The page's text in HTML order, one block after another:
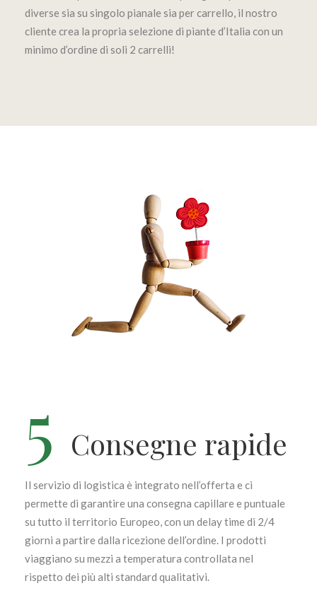
diverse sia su singolo pianale sia per carrello, il nostro
cliente crea la propria selezione di piante d’Italia con un
minimo d’ordine di soli 2 carrelli!
5 Consegne rapide
Il servizio di logistica è integrato nell’offerta e ci
permette di garantire una consegna capillare e puntuale
su tutto il territorio Europeo, con un delay time di 2/4
giorni a partire dalla ricezione dell’ordine. I prodotti
viaggiano su mezzi a temperatura controllata nel
rispetto dei più alti standard qualitativi.